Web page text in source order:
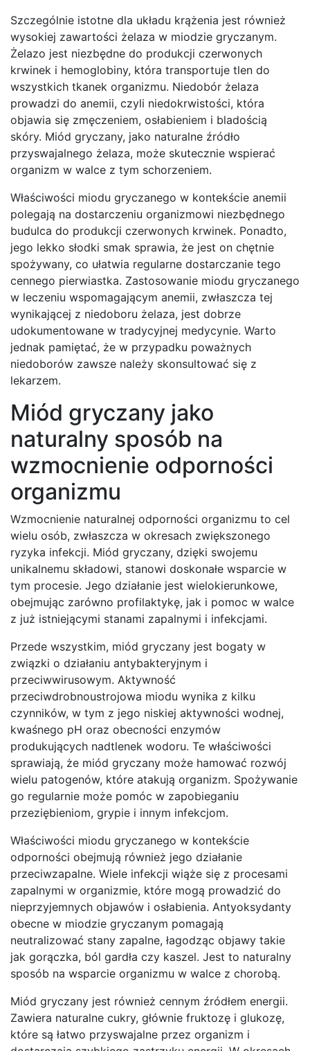
Szczególnie istotne dla układu krążenia jest również
wysokiej zawartości żelaza w miodzie gryczanym.
Żelazo jest niezbędne do produkcji czerwonych
krwinek i hemoglobiny, która transportuje tlen do
wszystkich tkanek organizmu. Niedobór żelaza
prowadzi do anemii, czyli niedokrwistości, która
objawia się zmęczeniem, osłabieniem i bladością
skóry. Miód gryczany, jako naturalne źródło
przyswajalnego żelaza, może skutecznie wspierać
organizm w walce z tym schorzeniem.
Właściwości miodu gryczanego w kontekście anemii
polegają na dostarczeniu organizmowi niezbędnego
budulca do produkcji czerwonych krwinek. Ponadto,
jego lekko słodki smak sprawia, że jest on chętnie
spożywany, co ułatwia regularne dostarczanie tego
cennego pierwiastka. Zastosowanie miodu gryczanego
w leczeniu wspomagającym anemii, zwłaszcza tej
wynikającej z niedoboru żelaza, jest dobrze
udokumentowane w tradycyjnej medycynie. Warto
jednak pamiętać, że w przypadku poważnych
niedoborów zawsze należy skonsultować się z
lekarzem.
Miód gryczany jako
naturalny sposób na
wzmocnienie odporności
organizmu
Wzmocnienie naturalnej odporności organizmu to cel
wielu osób, zwłaszcza w okresach zwiększonego
ryzyka infekcji. Miód gryczany, dzięki swojemu
unikalnemu składowi, stanowi doskonałe wsparcie w
tym procesie. Jego działanie jest wielokierunkowe,
obejmując zarówno profilaktykę, jak i pomoc w walce
z już istniejącymi stanami zapalnymi i infekcjami.
Przede wszystkim, miód gryczany jest bogaty w
związki o działaniu antybakteryjnym i
przeciwwirusowym. Aktywność
przeciwdrobnoustrojowa miodu wynika z kilku
czynników, w tym z jego niskiej aktywności wodnej,
kwaśnego pH oraz obecności enzymów
produkujących nadtlenek wodoru. Te właściwości
sprawiają, że miód gryczany może hamować rozwój
wielu patogenów, które atakują organizm. Spożywanie
go regularnie może pomóc w zapobieganiu
przeziębieniom, grypie i innym infekcjom.
Właściwości miodu gryczanego w kontekście
odporności obejmują również jego działanie
przeciwzapalne. Wiele infekcji wiąże się z procesami
zapalnymi w organizmie, które mogą prowadzić do
nieprzyjemnych objawów i osłabienia. Antyoksydanty
obecne w miodzie gryczanym pomagają
neutralizować stany zapalne, łagodząc objawy takie
jak gorączka, ból gardła czy kaszel. Jest to naturalny
sposób na wsparcie organizmu w walce z chorobą.
Miód gryczany jest również cennym źródłem energii.
Zawiera naturalne cukry, głównie fruktozę i glukozę,
które są łatwo przyswajalne przez organizm i